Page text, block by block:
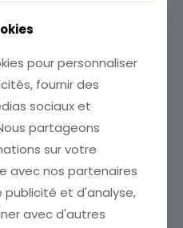
CARTE POSTALE NAZARETH
ÉTAT VOIR SCAN Cumulez
vos achats en visitant ma
vos frais de port. Emballage
Soigné !!!
3,50€
pour personnaliser
fournir des
sociaux et
partageons
sur votre
avec nos partenaires
publicité et d'analyse,
avec d'autres